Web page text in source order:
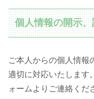
個人情報の開示
ご本人からの個人情報
適切に対応いたします
ォームよりご連絡くだ